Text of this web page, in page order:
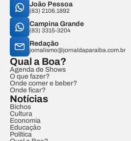
João Pessoa
(83) 2106.1892
Campina Grande
(83) 3315-3204
Redação
jornalismo@jornaldaparaiba.com.br
Qual a Boa?
Agenda de Shows
O que fazer?
Onde comer e beber?
Onde ficar?
Notícias
Bichos
Cultura
Economia
Educação
Política